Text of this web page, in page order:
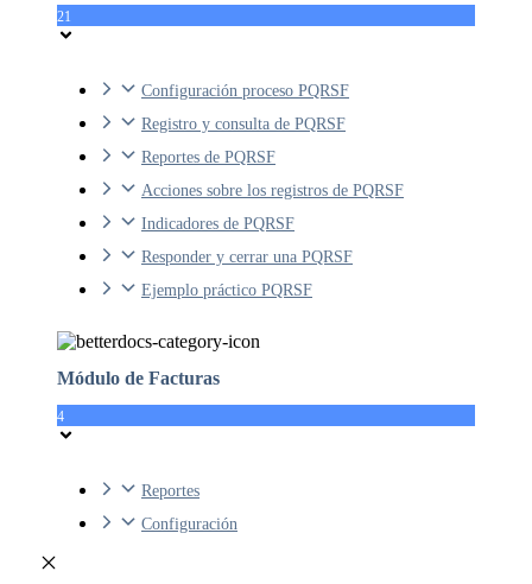
21
Configuración proceso PQRSF
Registro y consulta de PQRSF
Reportes de PQRSF
Acciones sobre los registros de PQRSF
Indicadores de PQRSF
Responder y cerrar una PQRSF
Ejemplo práctico PQRSF
Módulo de Facturas
4
Reportes
Configuración